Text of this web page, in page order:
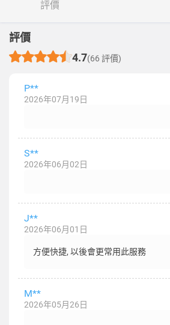
評價
評價
4.7(66 評價)
P**
2026年07月19日
S**
2026年06月02日
J**
2026年06月01日
方便快捷, 以後會更常用此服務
M**
2026年05月26日